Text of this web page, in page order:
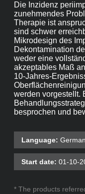
Die Inzidenz
zunehmendes
Therapie ist
sind schwer
Mikrodesign des
Dekontamination
weder eine
akzeptables Maß
10-Jahres-
werden vorgestellt.
besprochen und
Language: German
Start date: 01-10-
* The products